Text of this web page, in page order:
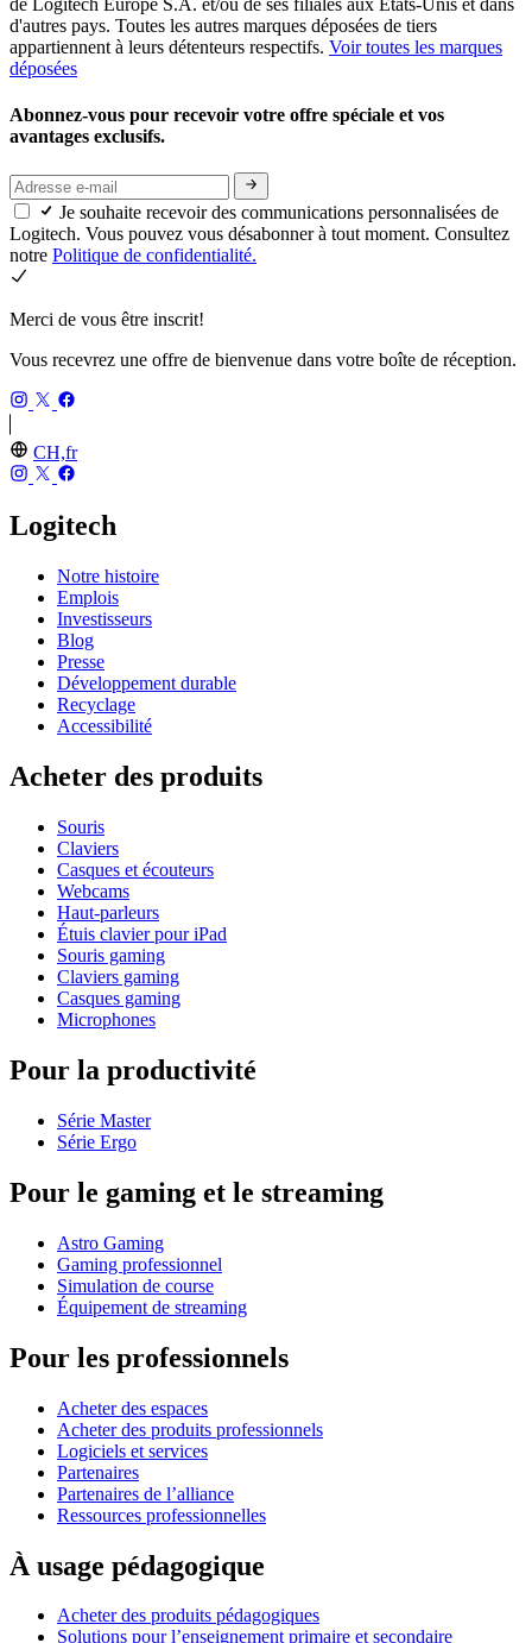
d'autres pays. Toutes les autres marques déposées de tiers
appartiennent à leurs détenteurs respectifs. Voir toutes les marques
déposées
Abonnez-vous pour recevoir votre offre spéciale et vos
avantages exclusifs.
Je souhaite recevoir des communications personnalisées de
Logitech. Vous pouvez vous désabonner à tout moment. Consultez
notre Politique de confidentialité.
Merci de vous être inscrit!
Vous recevrez une offre de bienvenue dans votre boîte de réception.
CH,fr
Logitech
Notre histoire
Emplois
Investisseurs
Blog
Presse
Développement durable
Recyclage
Accessibilité
Acheter des produits
Souris
Claviers
Casques et écouteurs
Webcams
Haut-parleurs
Étuis clavier pour iPad
Souris gaming
Claviers gaming
Casques gaming
Microphones
Pour la productivité
Série Master
Série Ergo
Pour le gaming et le streaming
Astro Gaming
Gaming professionnel
Simulation de course
Équipement de streaming
Pour les professionnels
Acheter des espaces
Acheter des produits professionnels
Logiciels et services
Partenaires
Partenaires de l’alliance
Ressources professionnelles
À usage pédagogique
Acheter des produits pédagogiques
Solutions pour l’enseignement primaire et secondaire